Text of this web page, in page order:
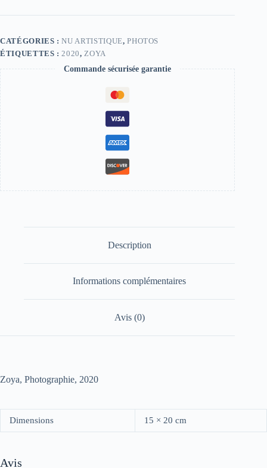
CATÉGORIES :NU ARTISTIQUE,PHOTOS
ÉTIQUETTES : 2020, ZOYA
Commande sécurisée garantie
Description
Informations complémentaires
Avis (0)
Zoya, Photographie, 2020
Dimensions 15 × 20 cm
Avis